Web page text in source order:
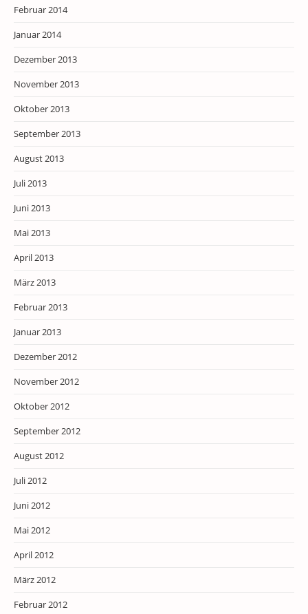
Februar 2014
Januar 2014
Dezember 2013
November 2013
Oktober 2013
September 2013
August 2013
Juli 2013
Juni 2013
Mai 2013
April 2013
März 2013
Februar 2013
Januar 2013
Dezember 2012
November 2012
Oktober 2012
September 2012
August 2012
Juli 2012
Juni 2012
Mai 2012
April 2012
März 2012
Februar 2012